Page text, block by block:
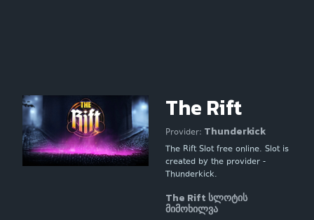
The Rift
Provider: Thunderkick
The Rift Slot free online. Slot is
created by the provider -
Thunderkick.
The Rift სლოტის
მიმოხილვა